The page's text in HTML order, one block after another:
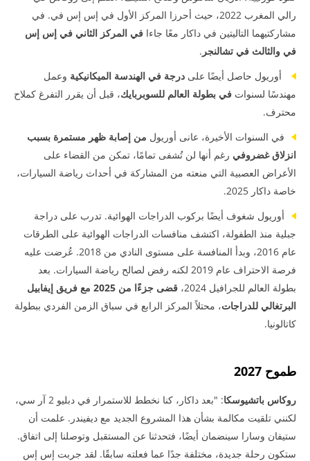
رالي المغرب 2022، حيث أحرزا المركز الأول في إس إس في. في
مشاركتيهما التاليتين في داكار معًا جاءا في المركز الثاني في إس إس
في والثالث في تشالنجر .
أوريول حاصل أيضًا على درجة في الهندسة الميكانيكية وعمل
مهندسًا لسنوات في بطولة العالم للسوبربايك، قبل أن يقرر التفرغ كملاح
محترف.
في السنوات الأخيرة، عانى أوريول من إصابة ظهر مستمرة بسبب
انزلاق غضروفي رغم أنها لن تُشفى تمامًا، تمكن من القضاء على
الأعراض العصبية التي منعته من المشاركة في أحداث رياضة السيارات،
خاصة داكار 2025.
أوريول شغوف أيضًا بركوب الدراجات الهوائية. تدرب على دراجة
جبلية منذ الطفولة، اكتشف منافسات الدراجات الهوائية على الطرقات
عام 2016، وبدأ المنافسة على مستوى النادي من 2018. عُرضت عليه
فرصة الاحتراف عام 2019 لكنه رفض لصالح رياضة السيارات. بعد
بطولة العالم للجرافيل 2024،
قضى جزءًا من 2025 مع فريق إيفابيل
البرتغالي للدراجات، محتلاً المركز الرابع في سباق الزمن الفردي ببطولة
كاتالونيا.
طموح 2027
روكاس باتشيوسكا
: "بعد داكار، كنا نخطط للاستمرار في دبليو 2 آر سي،
لكنني تلقيت مكالمة بشأن هذا المشروع الجديد مع ديفيندر. علمت أن
ستيفان وسارا سينضمان أيضًا، فتحدثنا عن المستقبل وتوصلنا إلى اتفاق.
ستكون رحلة جديدة، مختلفة جدًا عما فعلته سابقًا. لقد جربت إس إس